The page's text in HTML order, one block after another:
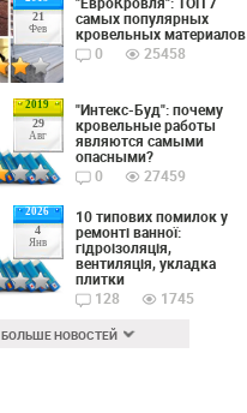
21
Фев
самых популярных
кровельных материалов
0
25458
2019
29
Авг
"Интекс-Буд": почему
кровельные работы
являются самыми
опасными?
0
27459
2026
4
Янв
10 типових помилок у
ремонті ванної:
гідроізоляція,
вентиляція, укладка
плитки
128
1745
БОЛЬШЕ НОВОСТЕЙ